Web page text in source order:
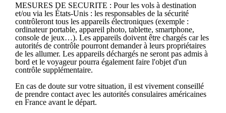
MESURES DE SECURITE : Pour les vols à destination
et/ou via les États-Unis : les responsables de la sécurité
contrôleront tous les appareils électroniques (exemple :
ordinateur portable, appareil photo, tablette, smartphone,
console de jeux…). Les appareils doivent être chargés car les
autorités de contrôle pourront demander à leurs propriétaires
de les allumer. Les appareils déchargés ne seront pas admis à
bord et le voyageur pourra également faire l'objet d'un
contrôle supplémentaire.
En cas de doute sur votre situation, il est vivement conseillé
de prendre contact avec les autorités consulaires américaines
en France avant le départ.